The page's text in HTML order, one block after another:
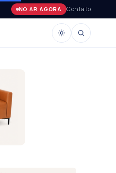
NO AR AGORA Contato